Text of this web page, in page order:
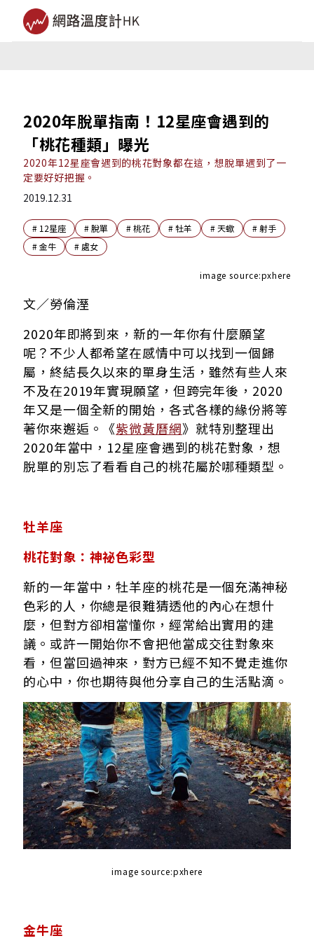
2020年脫單指南！12星座會遇到的
「桃花種類」曝光
2020年12星座會遇到的桃花對象都在這，想脫單遇到了一
定要好好把握。
2019.12.31
# 12星座 #脫單 #桃花 #牡羊 #天蠍 #射手
#金牛 # 處女
image source:pxhere
文／勞倫溼
2020年即將到來，新的一年你有什麼願望
呢？不少人都希望在感情中可以找到一個歸
屬，終結長久以來的單身生活，雖然有些人來
不及在2019年實現願望，但跨完年後，2020
年又是一個全新的開始，各式各樣的緣份將等
著你來邂逅。《紫微黃曆網》就特別整理出
2020年當中，12星座會遇到的桃花對象，想
脫單的別忘了看看自己的桃花屬於哪種類型。
牡羊座
桃花對象：神祕色彩型
新的一年當中，牡羊座的桃花是一個充滿神秘
色彩的人，你總是很難猜透他的內心在想什
麼，但對方卻相當懂你，經常給出實用的建
議。或許一開始你不會把他當成交往對象來
看，但當回過神來，對方已經不知不覺走進你
的心中，你也期待與他分享自己的生活點滴。
image source:pxhere
金牛座